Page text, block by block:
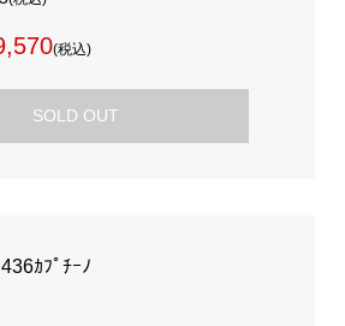
(税込)
SOLD OUT
ｶﾌﾟﾁｰﾉ